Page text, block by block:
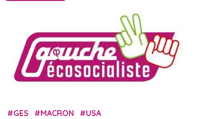
GES MACRON USA